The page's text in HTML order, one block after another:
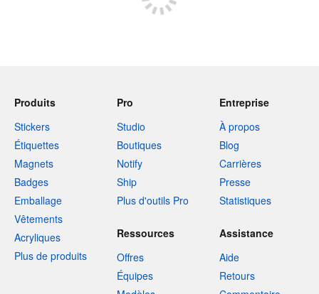
Produits
Stickers
Étiquettes
Magnets
Badges
Emballage
Vêtements
Acryliques
Plus de produits
Pro
Studio
Boutiques
Notify
Ship
Plus d'outils Pro
Entreprise
À propos
Blog
Carrières
Presse
Statistiques
Ressources
Offres
Équipes
Assistance
Aide
Retours